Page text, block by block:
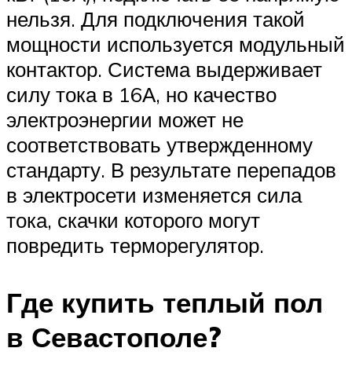
нельзя. Для подключения такой
мощности используется модульный
контактор. Система выдерживает
силу тока в 16А, но качество
электроэнергии может не
соответствовать утвержденному
стандарту. В результате перепадов
в электросети изменяется сила
тока, скачки которого могут
повредить терморегулятор.
Где купить теплый пол
в Севастополе?